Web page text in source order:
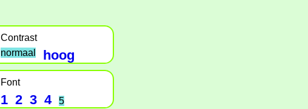
Contrast
normaal
hoog
Font
1 2 3 4 5